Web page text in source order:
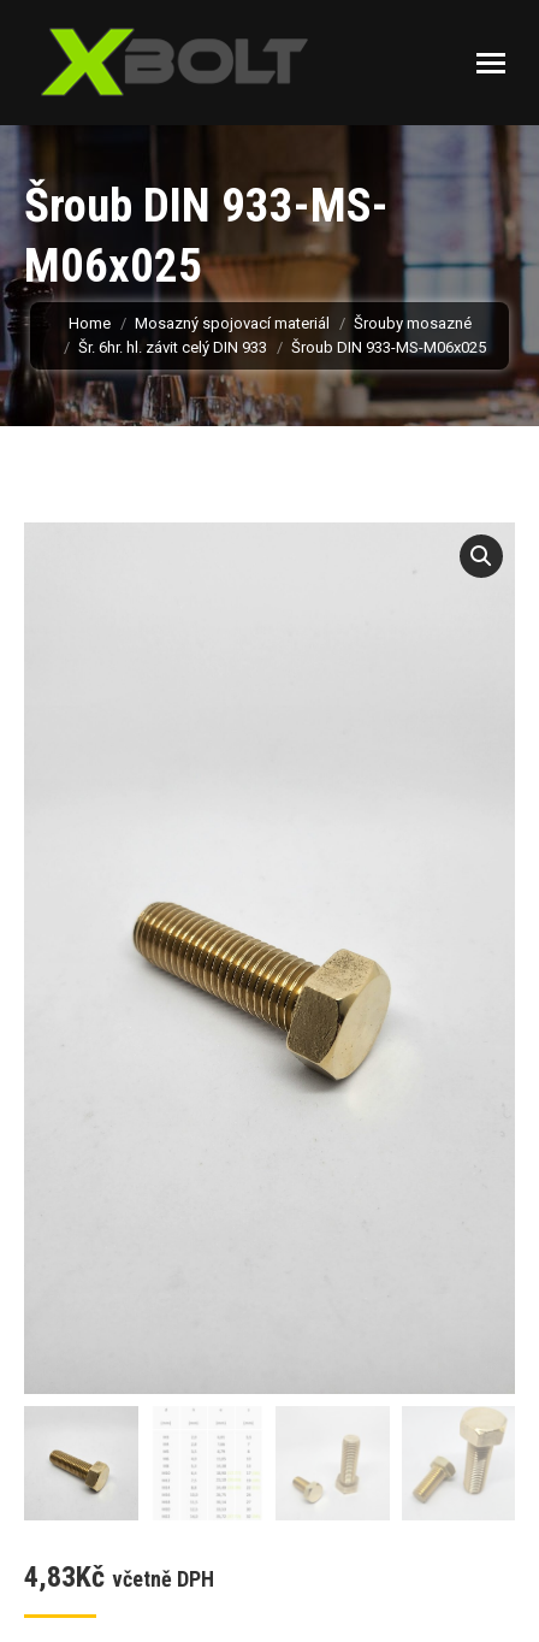
Šroub DIN 933-MS-
M06x025
You are here:
Home Mosazný spojovací materiál
Šrouby mosazné
Šr. 6hr. hl. závit celý DIN 933
Šroub DIN 933-MS-M06x025
4,83Kč včetně DPH